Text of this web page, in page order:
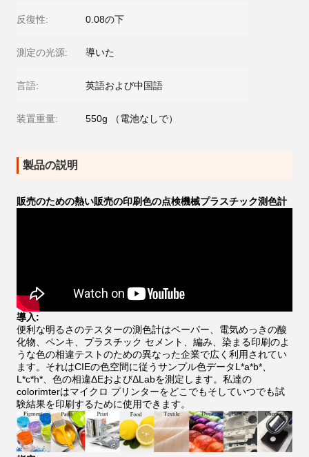
反復性: 0.08の下
測定の光源: 導いた
言語: 英語および中国語
装置重量: 550g （電池なしで）
製品の説明
販売のための熱い販売の印刷色の点検機械プラスチック測色計
導入:
便利な明るさのテスターの測色計はペーパー、電気めっきの酸
化物、ペンキ、プラスチック セメント、編み、染まる印刷のよ
うな色の相違テストのための異なった企業で広く利用されてい
ます。それはCIEの色空間に従うサンプル色データL*a*b*、
L*c*h*、色の相違ΔEおよびΔLabを測定します。私達の
colorimterはマイクロ プリンターをどこでもそしていつでも試
験結果を印刷するために使用できます。